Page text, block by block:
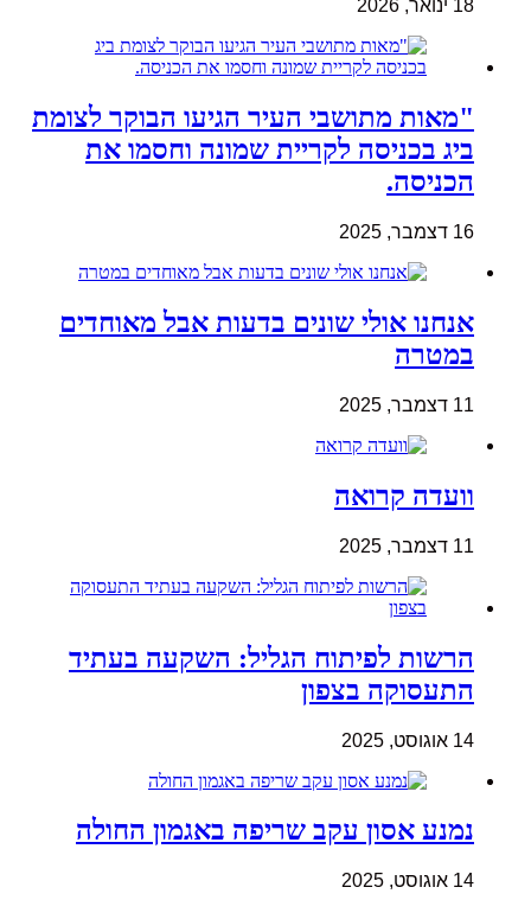
18 ינואר, 2026
"מאות מתושבי העיר הגיעו הבוקר לצומת
ביג בכניסה לקריית שמונה וחסמו את
הכניסה.
16 דצמבר, 2025
אנחנו אולי שונים בדעות אבל מאוחדים
במטרה
11 דצמבר, 2025
וועדה קרואה
11 דצמבר, 2025
הרשות לפיתוח הגליל: השקעה בעתיד
התעסוקה בצפון
14 אוגוסט, 2025
נמנע אסון עקב שריפה באגמון החולה
14 אוגוסט, 2025